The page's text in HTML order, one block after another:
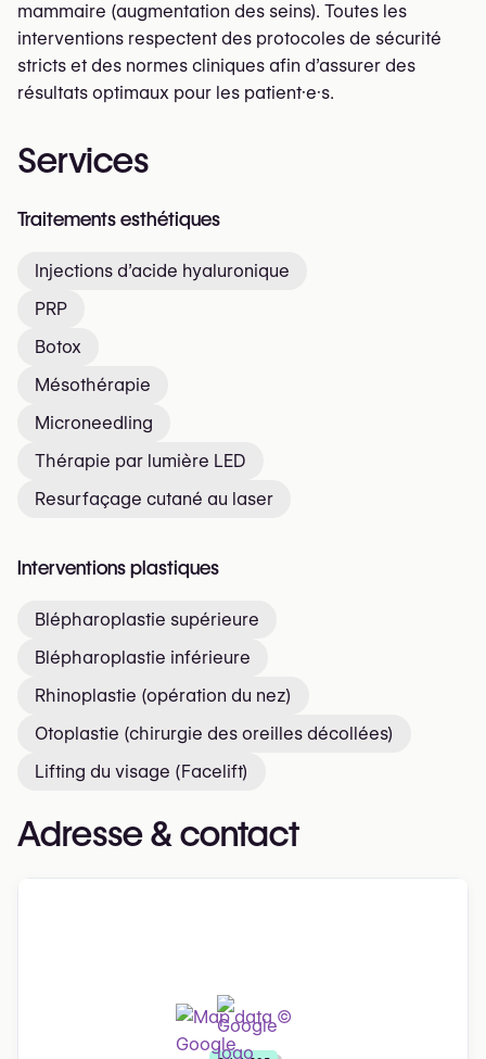
mammaire (augmentation des seins). Toutes les
interventions respectent des protocoles de sécurité
stricts et des normes cliniques afin d’assurer des
résultats optimaux pour les patient·e·s.
Services
Traitements esthétiques
Injections d’acide hyaluronique
PRP
Botox
Mésothérapie
Microneedling
Thérapie par lumière LED
Resurfaçage cutané au laser
Interventions plastiques
Blépharoplastie supérieure
Blépharoplastie inférieure
Rhinoplastie (opération du nez)
Otoplastie (chirurgie des oreilles décollées)
Lifting du visage (Facelift)
Adresse & contact